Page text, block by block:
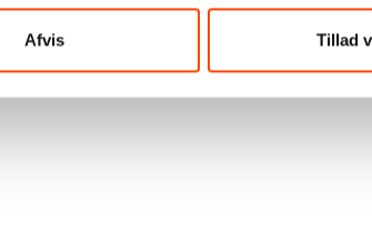
Afvis Tillad